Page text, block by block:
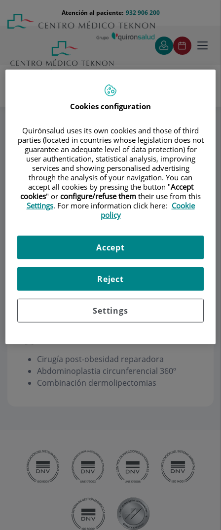
contenido
Menú
teléfono
cabecera
932 906 200
Atención al paciente:
Especialidades
Dr. Albert Samper
Consultorio
Dr. Albert Samper
CIRUGÍA PLÁSTICA Y REPARADORA
Pedir cita
Cirugía post-obesidad reparadora
Abdominoplastia circunferencial 360º
Combinación dermolipectomias
Cookies configuration
Quirónsalud uses its own cookies and those of third
parties (located in countries whose legislation does not
guarantee an adequate level of data protection) for
user authentication, statistical analysis, improving
services and showing personalised advertising
through the analysis of your navigation. You can
accept all cookies by pressing the button "Accept
cookies" or configure/refuse them their use from this
Settings. For more information click here: Cookie
policy
Settings
Reject
Accept